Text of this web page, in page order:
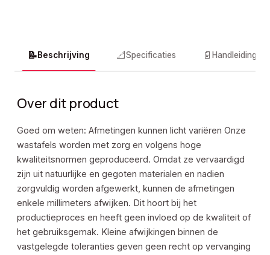
📝Beschrijving 📐Specificaties 📄 Handleidingen
Over dit product
Goed om weten: Afmetingen kunnen licht variëren Onze
wastafels worden met zorg en volgens hoge
kwaliteitsnormen geproduceerd. Omdat ze vervaardigd
zijn uit natuurlijke en gegoten materialen en nadien
zorgvuldig worden afgewerkt, kunnen de afmetingen
enkele millimeters afwijken. Dit hoort bij het
productieproces en heeft geen invloed op de kwaliteit of
het gebruiksgemak. Kleine afwijkingen binnen de
vastgelegde toleranties geven geen recht op vervanging